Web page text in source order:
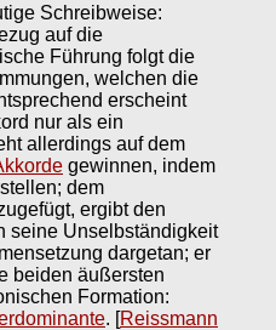
Schreibweise:
auf die
Führung folgt die
welchen die
erscheint
nur als ein
allerdings auf dem
gewinnen, indem
dem
ergibt den
seine Unselbständigkeit
dargetan; er
beiden äußersten
Formation:
. [Reissmann